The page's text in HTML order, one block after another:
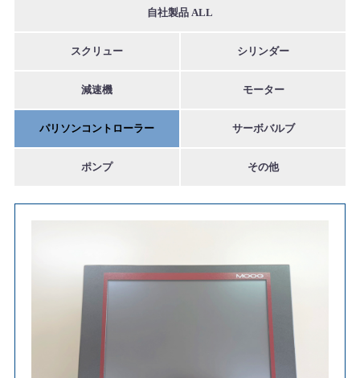
自社製品 ALL
スクリュー シリンダー
減速機 モーター
パリソンコントローラー サーボバルブ
ポンプ その他